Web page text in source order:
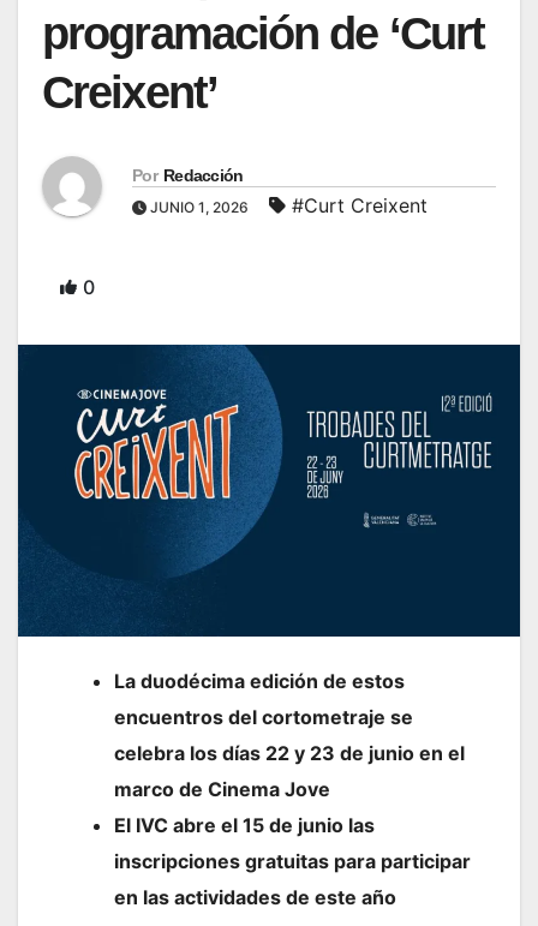
programación de ‘Curt
Creixent’
Por Redacción
JUNIO 1, 2026 #Curt Creixent
0
La duodécima edición de estos
encuentros del cortometraje se
celebra los días 22 y 23 de junio en el
marco de Cinema Jove
El IVC abre el 15 de junio las
inscripciones gratuitas para participar
en las actividades de este año